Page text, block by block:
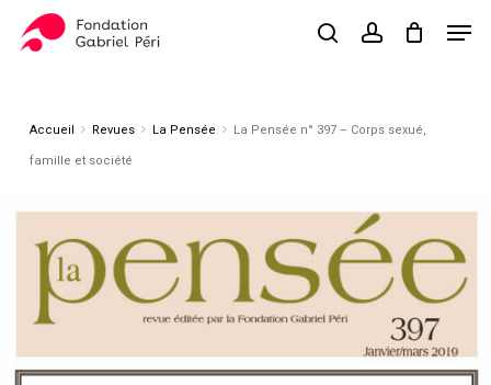
searchaccount
Panier Close
Accueil Revues La Pensée
La Pensée n° 397 – Corps sexué,
famille et société